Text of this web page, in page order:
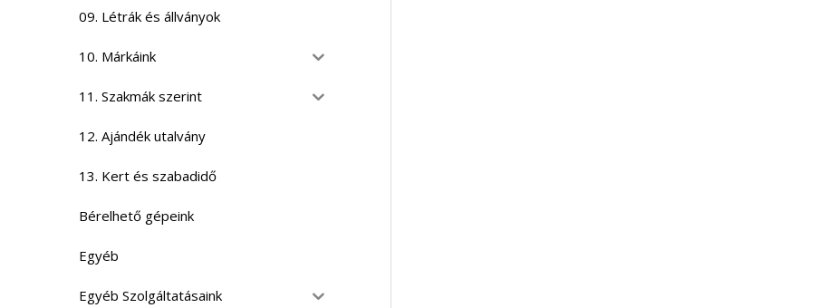
09. Létrák és állványok
10. Márkáink
11. Szakmák szerint
12. Ajándék utalvány
13. Kert és szabadidő
Bérelhető gépeink
Egyéb
Egyéb Szolgáltatásaink